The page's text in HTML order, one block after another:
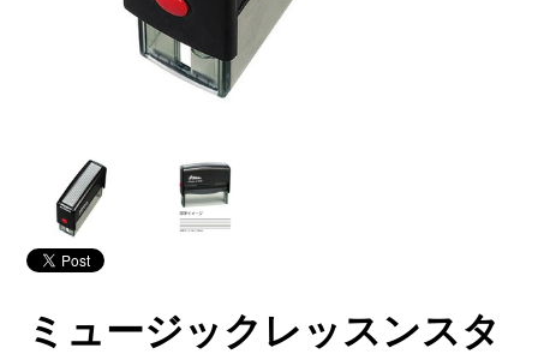
ミュージックレッスンスタ